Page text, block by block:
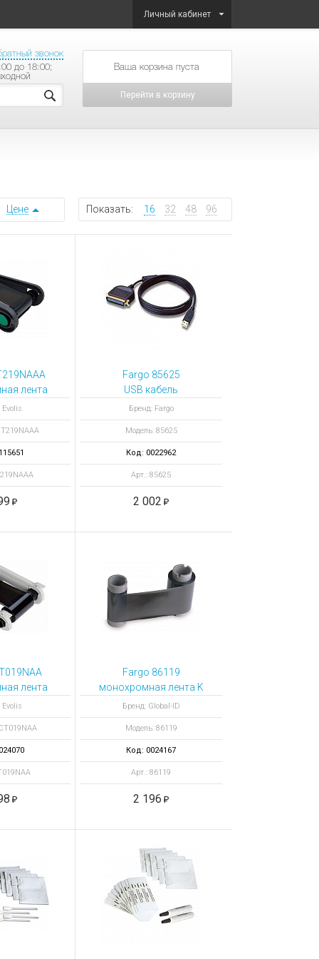
Личный кабинет
звонок
до 18:00;
товаров на сумму
Перейти в корзину
Показать: 16 32 48 96
Цене
лента
Ribbon,
Evolis
Fargo 85625
USB кабель
Бренд: Fargo
Модель: 85625
Код: 0022962
Арт.: 85625
2 002
лента
1000
Evolis
Fargo 86119
монохромная лента K
черная 3000
отпечатков
Бренд: Global-ID
Модель: 86119
Код: 0024167
Арт.: 86119
2 196